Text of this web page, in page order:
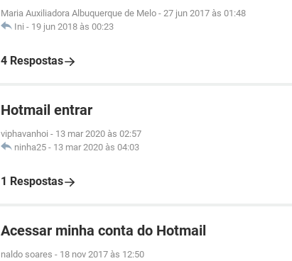
Maria Auxiliadora Albuquerque de Melo - 27 jun 2017 às 01:48
Ini - 19 jun 2018 às 00:23
4 Respostas
Hotmail entrar
viphavanhoi - 13 mar 2020 às 02:57
ninha25 - 13 mar 2020 às 04:03
1 Respostas
Acessar minha conta do Hotmail
naldo soares - 18 nov 2017 às 12:50